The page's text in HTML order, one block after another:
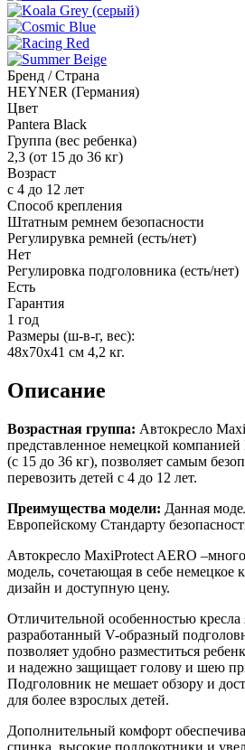
Бренд / Страна
HEYNER (Германия)
Цвет
Pantera Black
Группа (вес ребенка)
2,3 (от 15 до 36 кг)
Возраст
с 4 до 12 лет
Способ крепления
Штатным ремнем безопасности
Регулирувка ремней (есть/нет)
Нет
Регулировка подголовника (есть/нет)
Есть
Гарантия
1 год
Размеры (ш-в-г, вес):
48х70x41 см 4,2 кг.
Описание
Возрастная группа: Автокресло
представленное немецкой компанией
(c 15 до 36 кг), позволяет самым
перевозить детей с 4 до 12 лет.
Преимущества модели: Данная
Европейскому Стандарту
Автокресло MaxiProtect AERO
модель, сочетающая в себе немецкое
дизайн и доступную цену.
Отличительной особенностью кресла
разработанный V-образный
позволяет удобно разместиться
и надежно защищает голову и шею
Подголовник не мешает обзору и
для более взрослых детей.
Дополнительный комфорт
спинка, высокие подлокотники и